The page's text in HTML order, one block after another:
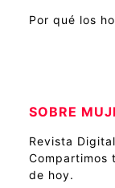
Por qué los
SOBRE
Revista Digital
Compartimos
de hoy.